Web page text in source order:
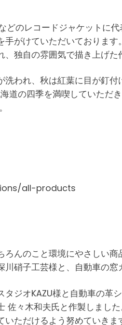
どのレコードジャケットに
がけていただいておりま
独自の雰囲気で描き上げた
われ、秋は紅葉に目が釘
の四季を満喫していただき
all-products
んのこと環境にやさしい
硝子工芸様と、自動車の
ジオKAZU様と自動車の
佐々木和夫氏と作製しまし
ただけるよう努めていきま